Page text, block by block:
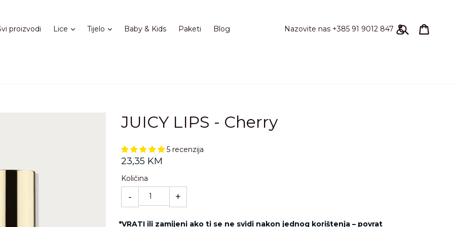
proizvodi Lice ProširiTijelo ProširiBaby & Kids Paketi Blog Nazovite nas +385 91 9012 847 Pretraži
Prijavi se
JUICY LIPS - Cherry
5 recenzija
Standardna
cijena
23,35 KM
Količina
- +
*VRATI ili zamijeni ako ti se ne svidi nakon jednog korištenja – povrat